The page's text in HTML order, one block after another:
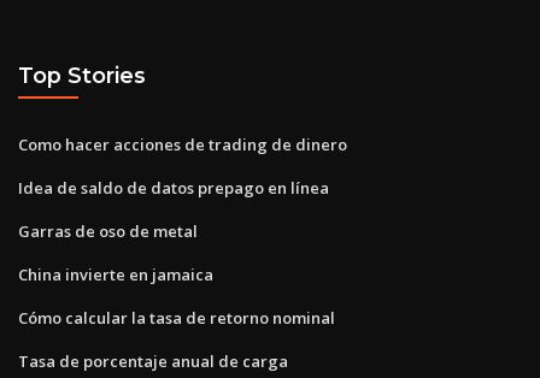
Top Stories
Como hacer acciones de trading de dinero
Idea de saldo de datos prepago en línea
Garras de oso de metal
China invierte en jamaica
Cómo calcular la tasa de retorno nominal
Tasa de porcentaje anual de carga